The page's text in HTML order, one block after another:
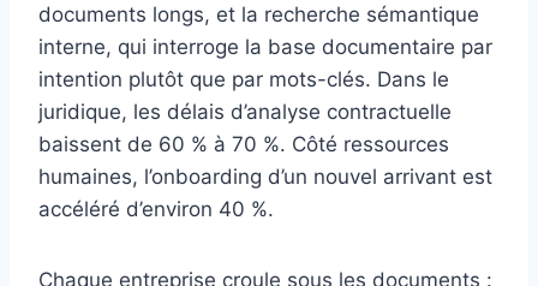
documents longs, et la recherche sémantique
interne, qui interroge la base documentaire par
intention plutôt que par mots-clés. Dans le
juridique, les délais d’analyse contractuelle
baissent de 60 % à 70 %. Côté ressources
humaines, l’onboarding d’un nouvel arrivant est
accéléré d’environ 40 %.
Chaque entreprise croule sous les documents :